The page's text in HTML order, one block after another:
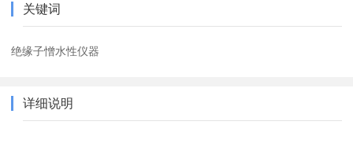
关键词
绝缘子憎水性仪器
详细说明